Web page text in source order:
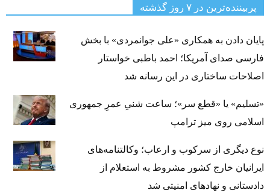
پربیننده‌ترین‌ در ۷ روز گذشته
پایان دادن به همکاری «علی جوانمردی» با بخش
فارسی صدای آمریکا؛ احمد باطبی خواستار
اصلاحات ساختاری در این رسانه شد
«تسلیم» یا «قطع سر»؛ ساعت شنیِ عمرِ جمهوری
اسلامی روی میز ترامپ
نوع دیگری از سرکوب و ارعاب؛ وکالتنامه‌های
ایرانیان خارج کشور مشروط به استعلام از
دادستانی و نهادهای امنیتی شد